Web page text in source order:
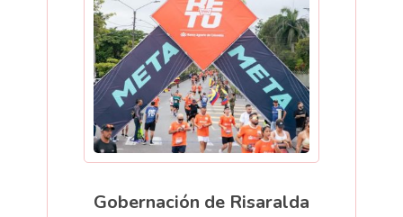
Gobernación de Risaralda